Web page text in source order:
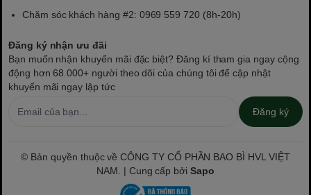
Chăm sóc khách hàng #2: 0969 559 720 (8h-20h)
Đăng ký nhận ưu đãi
Bạn muốn nhận khuyến mãi đặc biệt? Đăng kí tham gia ngay cộng
động hơn 68.000+ người theo dõi của chúng tôi để cập nhật
khuyến mãi ngay lập tức
Đăng ký
© Bản quyền thuộc về CÔNG TY CỔ PHẦN BAO BÌ HVL VIỆT
NAM. | Cung cấp bởiSapo